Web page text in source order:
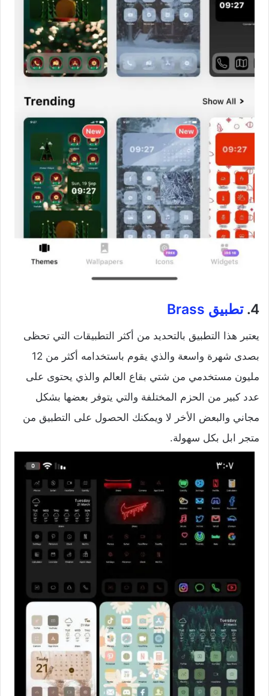
4. تطبيق Brass
يعتبر هذا التطبيق بالتحديد من أكثر التطبيقات التي تحظى
بصدى شهرة واسعة والذي يقوم باستخدامه أكثر من 12
مليون مستخدمي من شتي بقاع العالم والذي يحتوى على
عدد كبير من الحزم المختلفة والتي يتوفر بعضها بشكل
مجاني والبعض الأخر لا ويمكنك الحصول على التطبيق من
متجر ابل بكل سهولة.